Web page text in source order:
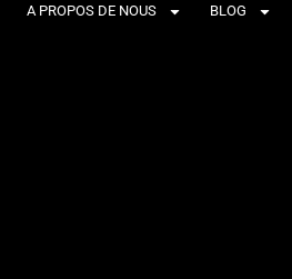
A PROPOS DE NOUS BLOG